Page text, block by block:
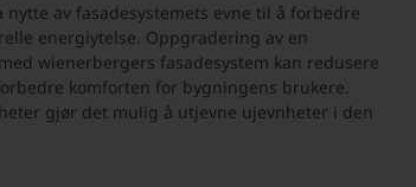
av fasadesystemets evne til å forbedre
energiytelse. Oppgradering av en
wienerbergers fasadesystem kan redusere
komforten for bygningens brukere.
gjør det mulig å utjevne ujevnheter i den